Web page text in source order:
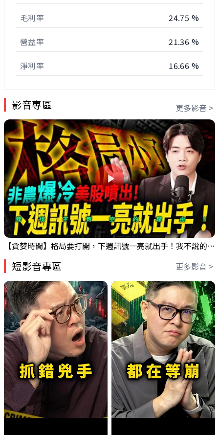
毛利率 24.75 %
營益率 21.36 %
淨利率 16.66 %
影音專區 更多影音 >
【貪婪時間】格局要打開，下週訊號一亮就出手！我不說的話還真一堆人不知道！｜錢進大趨勢 Mr.智霖 陳 2026/08/08
短影音專區 更多影音 >